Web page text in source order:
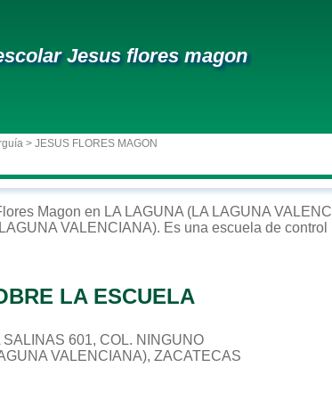
Jesus flores magon
> JESUS FLORES MAGON
Magon en LA LAGUNA (LA LAGUNA
VALENCIANA). Es una escuela de control
LA ESCUELA
601, COL. NINGUNO
VALENCIANA), ZACATECAS